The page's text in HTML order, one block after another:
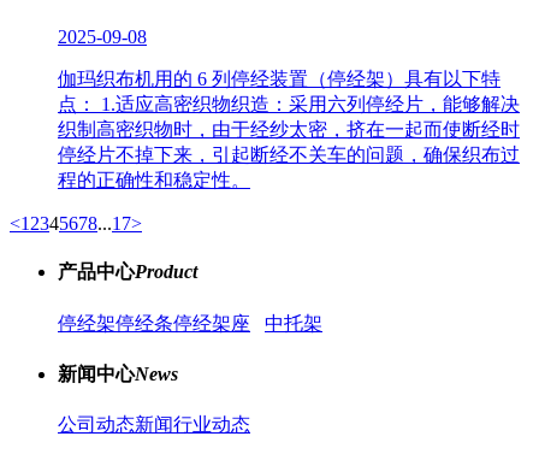
2025-09-08
伽玛织布机用的 6 列停经装置（停经架）具有以下特
点： 1.适应高密织物织造：采用六列停经片，能够解决
织制高密织物时，由于经纱太密，挤在一起而使断经时
停经片不掉下来，引起断经不关车的问题，确保织布过
程的正确性和稳定性。
<1 2345678...17>
产品中心Product
停经架停经条停经架座 中托架
新闻中心News
公司动态新闻行业动态